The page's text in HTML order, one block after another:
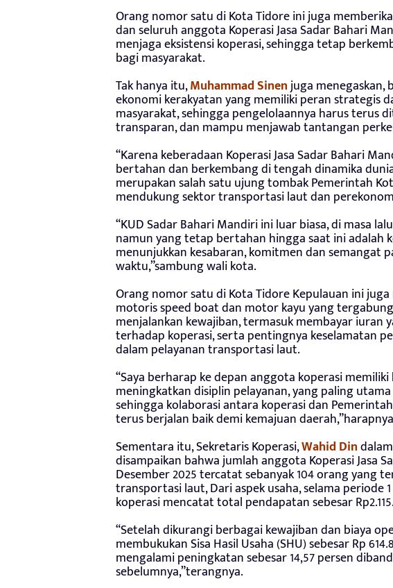
Orang nomor satu di Kota Tidore ini juga
dan seluruh anggota Koperasi Jasa Sadar Bahari
menjaga eksistensi koperasi, sehingga tetap
bagi masyarakat.
Tak hanya itu,Muhammad Sinenjuga menegaskan,
ekonomi kerakyatan yang memiliki peran strategis
masyarakat, sehingga pengelolaannya harus terus
transparan, dan mampu menjawab tantangan
“Karena keberadaan Koperasi Jasa Sadar Bahari
bertahan dan berkembang di tengah dinamika
merupakan salah satu ujung tombak Pemerintah
mendukung sektor transportasi laut dan
“KUD Sadar Bahari Mandiri ini luar biasa, di masa
namun yang tetap bertahan hingga saat ini adalah
menunjukkan kesabaran, komitmen dan semangat
waktu,”sambung wali kota.
Orang nomor satu di Kota Tidore Kepulauan ini
motoris speed boat dan motor kayu yang
menjalankan kewajiban, termasuk membayar
terhadap koperasi, serta pentingnya keselamatan
dalam pelayanan transportasi laut.
“Saya berharap ke depan anggota koperasi
meningkatkan disiplin pelayanan, yang paling
sehingga kolaborasi antara koperasi dan
terus berjalan baik demi kemajuan
Sementara itu, Sekretaris Koperasi,Wahid Din
disampaikan bahwa jumlah anggota Koperasi Jasa
Desember 2025 tercatat sebanyak 104 orang yang
transportasi laut, Dari aspek usaha, selama periode
koperasi mencatat total pendapatan sebesar
“Setelah dikurangi berbagai kewajiban dan biaya
membukukan Sisa Hasil Usaha (SHU) sebesar Rp
mengalami peningkatan sebesar 14,57 persen
sebelumnya,”terangnya.